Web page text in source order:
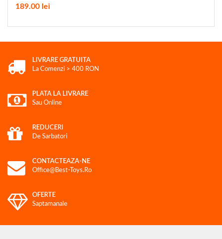
189.00 lei
LIVRARE GRATUITA
La Comenzi > 400 RON
PLATA LA LIVRARE
Sau Online
REDUCERI
De Sarbatori
CONTACTEAZA-NE
Office@best-Toys.ro
OFERTE
Saptamanale